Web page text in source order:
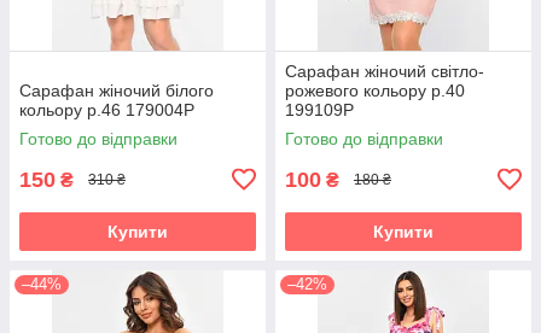
Сарафан жіночий білого
кольору р.46 179004P
Готово до відправки
150 ₴ 310 ₴
Купити
Сарафан жіночий світло-
рожевого кольору р.40
199109P
Готово до відправки
100 ₴ 180 ₴
Купити
–44% –42%